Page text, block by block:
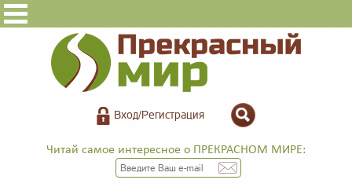
Вход/Регистрация
Читай самое интересное о ПРЕКРАСНОМ МИРЕ: